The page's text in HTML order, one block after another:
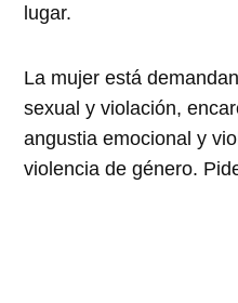
lugar.
La mujer está
sexual y violación,
angustia emocional y
violencia de género.